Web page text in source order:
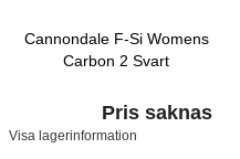
Cannondale F-Si Womens
Carbon 2 Svart
Pris saknas
Visa lagerinformation